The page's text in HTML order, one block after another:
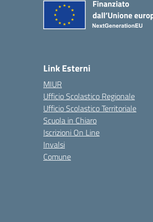
Link Esterni
MIUR
Ufficio Scolastico Regionale
Ufficio Scolastico Territoriale
Scuola in Chiaro
Iscrizioni On Line
Invalsi
Comune